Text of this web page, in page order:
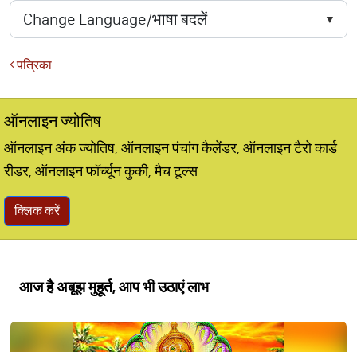
पत्रिका
ऑनलाइन ज्योतिष
ऑनलाइन अंक ज्योतिष, ऑनलाइन पंचांग कैलेंडर, ऑनलाइन टैरो कार्ड
रीडर, ऑनलाइन फॉर्च्यून कुकी, मैच टूल्स
क्लिक करें
आज है अबूझ मुहूर्त, आप भी उठाएं लाभ